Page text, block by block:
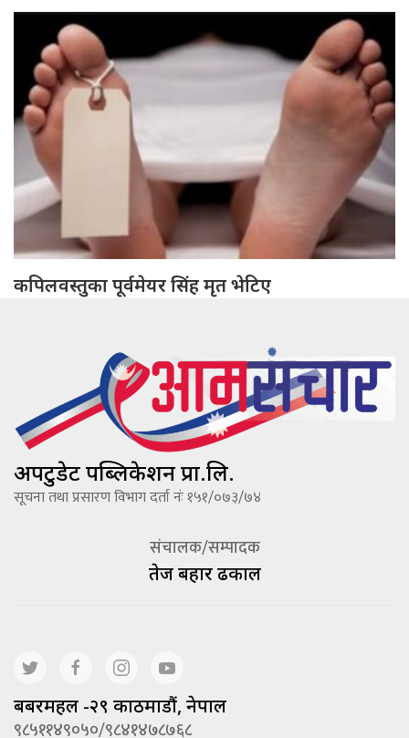
कपिलवस्तुका पूर्वमेयर सिंह मृत भेटिए
अपटुडेट पब्लिकेशन प्रा.लि.
सूचना तथा प्रसारण विभाग दर्ता नंः १५१/०७३/७४
संचालक/सम्पादक
तेज बहादूर ढकाल
बबरमहल -२९ काठमाडौं, नेपाल
९८५११४९०५०/९८४१४७८७६८